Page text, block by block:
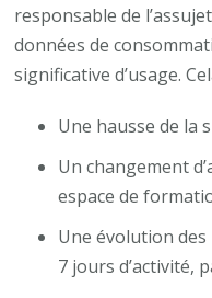
responsable de
données de
significative d’usage.
Une hausse de la
Un changement
espace de
Une évolution
7 jours d’activité,